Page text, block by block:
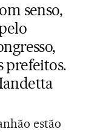
senso,
prefeitos.
estão